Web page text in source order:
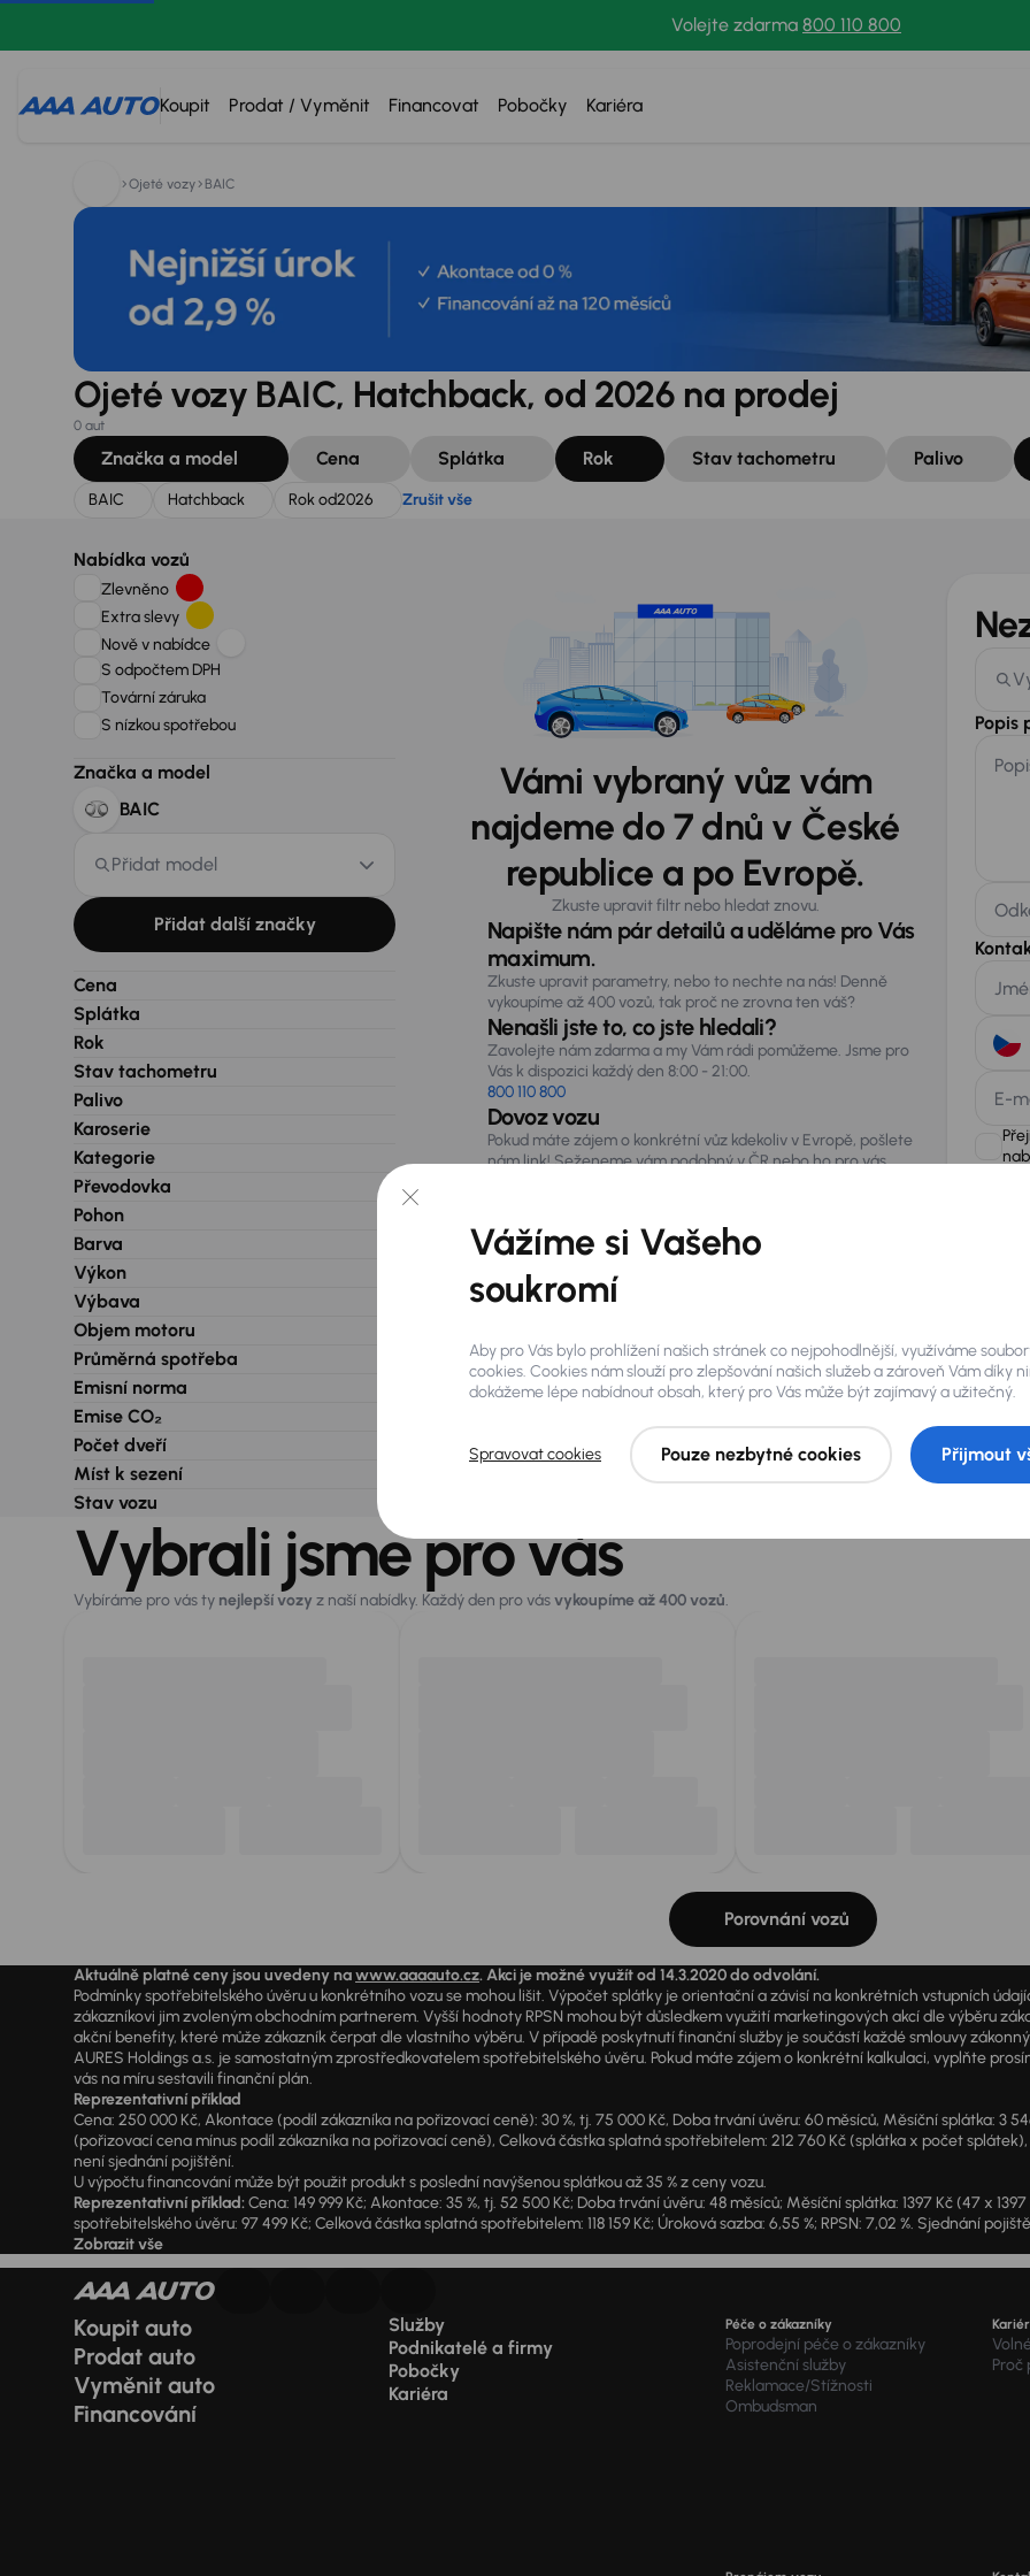
Volejte zdarma 800 110 800
Koupit Prodat / Vyměnit Financovat Pobočky Kariéra
Hledáte: Zrušit vše
Ojeté vozy BAIC
Ojeté vozy BAIC, Hatchback, od 2026 na prodej
0 aut
Značka a model Cena Splátka Rok Stav tachometru Palivo
BAIC Hatchback Rok od2026 Zrušit vše
Nabídka vozů
Zlevněno
Extra slevy
Nově v nabídce
S odpočtem DPH
Tovární záruka
S nízkou spotřebou
Značka a model
BAIC
Přidat model
Přidat další značky
Cena
Splátka
Rok
Stav tachometru
Palivo
Karoserie
Kategorie
Převodovka
Pohon
Barva
Výkon
Výbava
Objem motoru
Průměrná spotřeba
Emisní norma
Emise CO₂
Počet dveří
Míst k sezení
Stav vozu
Vámi vybraný vůz vám
najdeme do 7 dnů v České
republice a po Evropě.
Zkuste upravit filtr nebo hledat znovu.
Napište nám pár detailů a uděláme pro Vás
maximum.
Zkuste upravit parametry, nebo to nechte na nás! Denně
vykoupíme až 400 vozů, tak proč ne zrovna ten váš?
Nenašli jste to, co jste hledali?
Zavolejte nám zdarma a my Vám rádi pomůžeme. Jsme pro
Vás k dispozici každý den 8:00 - 21:00.
800 110 800
Dovoz vozu
Pokud máte zájem o konkrétní vůz kdekoliv v Evropě, pošlete
nám link! Seženeme vám podobný v ČR nebo ho pro vás
Popis
E-
AURES
Vybrali jsme pro vás
Vybíráme pro vás ty nejlepší vozy z naší nabídky. Každý den pro vásvykoupíme až 400 vozů.
Porovnání vozů
Aktuálně platné ceny jsou uvedeny nawww.aaaauto.cz. Akci je možné využít od 14.3.2020 do odvolání.
Podmínky spotřebitelského úvěru u konkrétního vozu se mohou lišit. Výpočet splátky je orientační a závisí na konkrétních vstupních
zákazníkovi jim zvoleným obchodním partnerem. Vyšší hodnoty RPSN mohou být důsledkem využití marketingových akcí dle výběru
akční benefity, které může zákazník čerpat dle vlastního výběru. V případě poskytnutí finanční služby je součástí každé smlouvy
AURES Holdings a.s. je samostatným zprostředkovatelem spotřebitelského úvěru. Pokud máte zájem o konkrétní kalkulaci, vyplňte
vás na míru sestavili finanční plán.
Reprezentativní příklad
Cena: 250 000 Kč, Akontace (podíl zákazníka na pořizovací ceně): 30 %, tj. 75 000 Kč, Doba trvání úvěru: 60 měsíců, Měsíční splátka: 3
(pořizovací cena mínus podíl zákazníka na pořizovací ceně), Celková částka splatná spotřebitelem: 212 760 Kč (splátka x počet splátek),
není sjednání pojištění.
U výpočtu financování může být použit produkt s poslední navýšenou splátkou až 35 % z ceny vozu.
Reprezentativní příklad:Cena: 149 999 Kč; Akontace: 35 %, tj. 52 500 Kč; Doba trvání úvěru: 48 měsíců; Měsíční splátka: 1397 Kč (47 x
spotřebitelského úvěru: 97 499 Kč; Celková částka splatná spotřebitelem: 118 159 Kč; Úroková sazba: 6,55 %; RPSN: 7,02 %. Sjednání
Zobrazit vše
Koupit auto
Prodat auto
Vyměnit auto
Financování
Služby
Podnikatelé a firmy
Pobočky
Kariéra
Péče o zákazníky
Poprodejní péče o zákazníky
Asistenční služby
Reklamace/Stížnosti
Ombudsman
Proč
Vážíme si Vašeho
soukromí
Aby pro Vás bylo prohlížení našich stránek co nejpohodlnější, využíváme
cookies. Cookies nám slouží pro zlepšování našich služeb a zároveň Vám díky
dokážeme lépe nabídnout obsah, který pro Vás může být zajímavý a užitečný.
Spravovat cookies Pouze nezbytné cookies Přijmout